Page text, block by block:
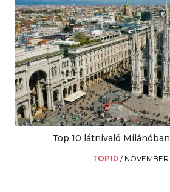
Top 10 látnivaló
TOP10 / NOVEMBER